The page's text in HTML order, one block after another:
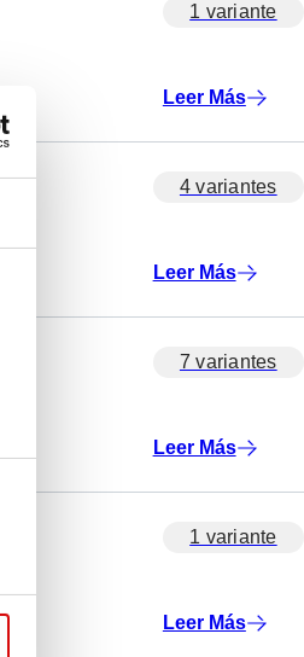
1 variante
Leer Más
4 variantes
Leer Más
7 variantes
Leer Más
1 variante
Leer Más